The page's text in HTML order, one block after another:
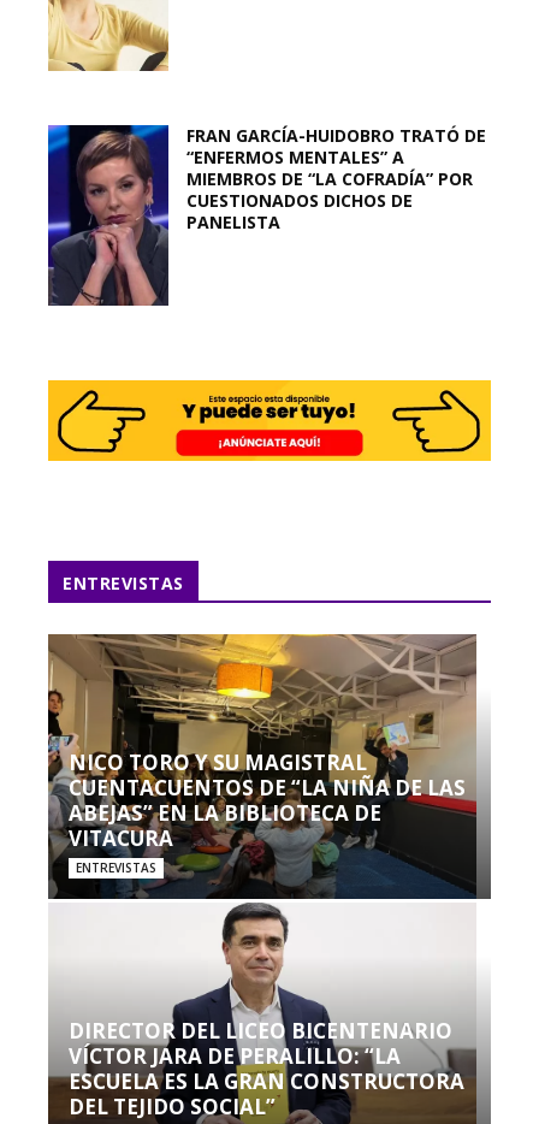
FRAN GARCÍA-HUIDOBRO TRATÓ DE
“ENFERMOS MENTALES” A
MIEMBROS DE “LA COFRADÍA” POR
CUESTIONADOS DICHOS DE
PANELISTA
ENTREVISTAS
NICO TORO Y SU MAGISTRAL
CUENTACUENTOS DE “LA NIÑA DE LAS
ABEJAS” EN LA BIBLIOTECA DE
VITACURA
ENTREVISTAS
DIRECTOR DEL LICEO BICENTENARIO
VÍCTOR JARA DE PERALILLO: “LA
ESCUELA ES LA GRAN CONSTRUCTORA
DEL TEJIDO SOCIAL”